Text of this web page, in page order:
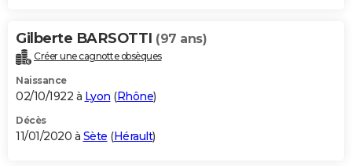
Gilberte BARSOTTI (97 ans)
Créer une cagnotte obsèques
Naissance
02/10/1922 à Lyon (Rhône)
Décès
11/01/2020 à Sète (Hérault)